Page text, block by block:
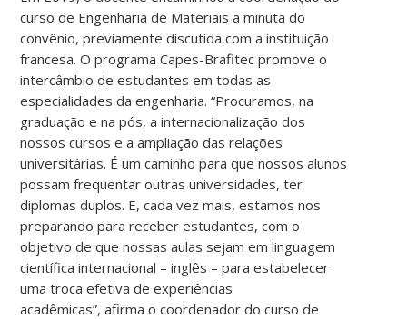
curso de Engenharia de Materiais a minuta do
convênio, previamente discutida com a instituição
francesa. O programa Capes-Brafitec promove o
intercâmbio de estudantes em todas as
especialidades da engenharia.“Procuramos, na
graduação e na pós, a internacionalização dos
nossos cursos e a ampliação das relações
universitárias. É um caminho para que nossos alunos
possam frequentar outras universidades, ter
diplomas duplos. E, cada vez mais, estamos nos
preparando para receber estudantes, com o
objetivo de que nossas aulas sejam em linguagem
científica internacional – inglês – para estabelecer
uma troca efetiva de experiências
acadêmicas”, afirma o coordenador do curso de